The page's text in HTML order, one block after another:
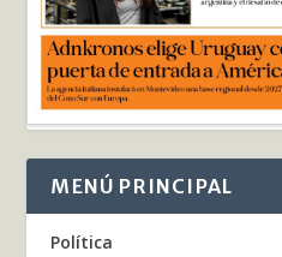
MENÚ PRINCIPAL
Política